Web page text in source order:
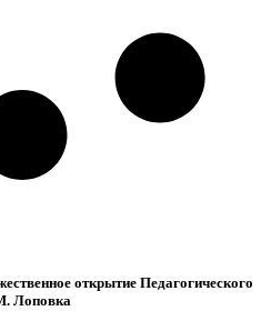
открытие Педагогического
Лоповка